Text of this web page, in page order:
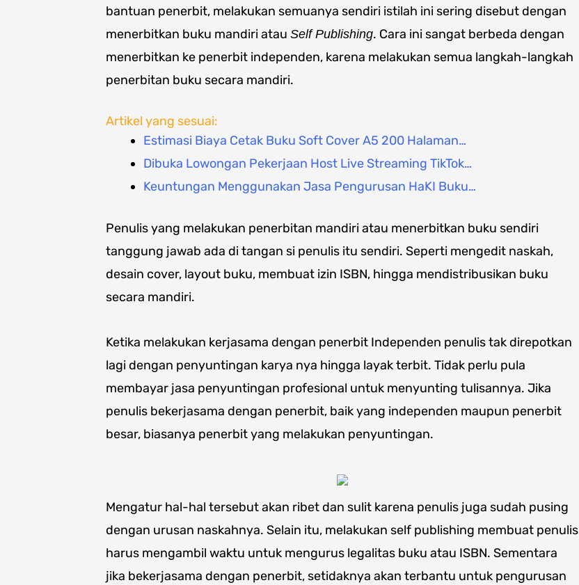
bantuan penerbit, melakukan semuanya sendiri istilah ini sering disebut dengan
menerbitkan buku mandiri atau Self Publishing. Cara ini sangat berbeda dengan
menerbitkan ke penerbit independen, karena melakukan semua langkah-langkah
penerbitan buku secara mandiri.
Artikel yang sesuai:
Estimasi Biaya Cetak Buku Soft Cover A5 200 Halaman…
Dibuka Lowongan Pekerjaan Host Live Streaming TikTok…
Keuntungan Menggunakan Jasa Pengurusan HaKI Buku…
Penulis yang melakukan penerbitan mandiri atau menerbitkan buku sendiri
tanggung jawab ada di tangan si penulis itu sendiri. Seperti mengedit naskah,
desain cover, layout buku, membuat izin ISBN, hingga mendistribusikan buku
secara mandiri.
Ketika melakukan kerjasama dengan penerbit Independen penulis tak direpotkan
lagi dengan penyuntingan karya nya hingga layak terbit. Tidak perlu pula
membayar jasa penyuntingan profesional untuk menyunting tulisannya. Jika
penulis bekerjasama dengan penerbit, baik yang independen maupun penerbit
besar, biasanya penerbit yang melakukan penyuntingan.
Mengatur hal-hal tersebut akan ribet dan sulit karena penulis juga sudah pusing
dengan urusan naskahnya. Selain itu, melakukan self publishing membuat penulis
harus mengambil waktu untuk mengurus legalitas buku atau ISBN. Sementara
jika bekerjasama dengan penerbit, setidaknya akan terbantu untuk pengurusan